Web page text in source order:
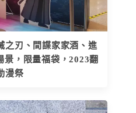
之刃、間諜家家酒、進
景，限量福袋，2023翻
漫祭